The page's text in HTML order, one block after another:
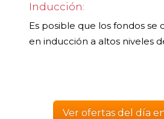
Inducción:
Es posible que los fondos se
en inducción a altos niveles
Ver ofertas del día